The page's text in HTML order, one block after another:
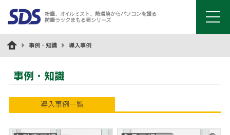
粉塵、オイルミスト、熱環境からパソコンを護る
防塵ラックまもる君シリーズ
menu
事例・知識 導入事例
事例・知識
導入事例一覧